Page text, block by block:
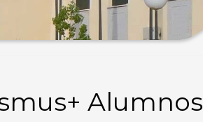
Alumnos